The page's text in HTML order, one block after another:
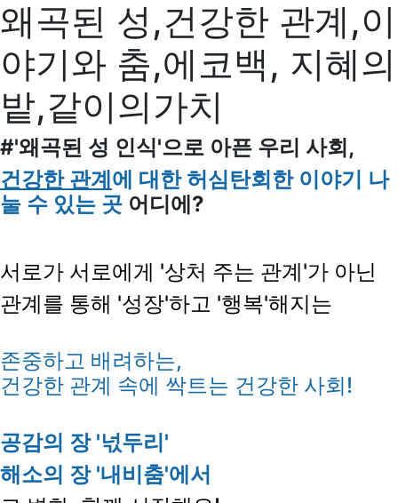
왜곡된 성,건강한 관계,이
야기와 춤,에코백, 지혜의
밭,같이의가치
#'왜곡된 성 인식'으로 아픈 우리 사회,
건강한 관계 에 대한 허심탄회한 이야기 나
눌 수 있는 곳 어디에?
서로가 서로에게 '상처 주는 관계'가 아닌
관계를 통해 '성장'하고 '행복'해지는
존중하고 배려하는,
건강한 관계 속에 싹트는 건강한 사회!
공감의 장 '넋두리'
해소의 장 '내비춤'에서